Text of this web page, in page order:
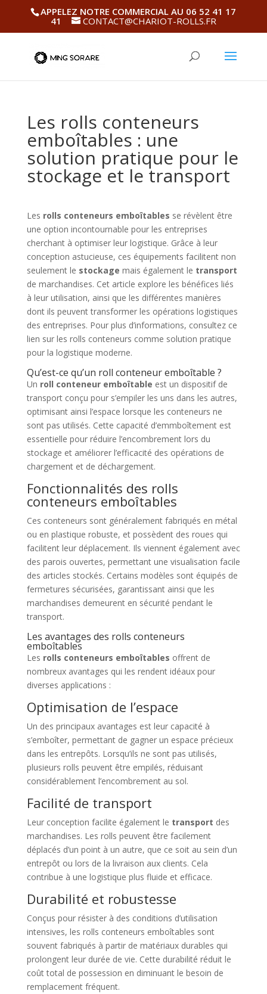
APPELEZ NOTRE COMMERCIAL AU 06 52 41 17
41
CONTACT@CHARIOT-ROLLS.FR
Les rolls conteneurs
emboîtables : une
solution pratique pour le
stockage et le transport
Les rolls conteneurs emboîtables se révèlent être
une option incontournable pour les entreprises
cherchant à optimiser leur logistique. Grâce à leur
conception astucieuse, ces équipements facilitent non
seulement le stockage mais également le transport
de marchandises. Cet article explore les bénéfices liés
à leur utilisation, ainsi que les différentes manières
dont ils peuvent transformer les opérations logistiques
des entreprises. Pour plus d’informations, consultez ce
lien sur les rolls conteneurs comme solution pratique
pour la logistique moderne.
Qu’est-ce qu’un roll conteneur emboîtable ?
Un roll conteneur emboîtable est un dispositif de
transport conçu pour s’empiler les uns dans les autres,
optimisant ainsi l’espace lorsque les conteneurs ne
sont pas utilisés. Cette capacité d’emmboîtement est
essentielle pour réduire l’encombrement lors du
stockage et améliorer l’efficacité des opérations de
chargement et de déchargement.
Fonctionnalités des rolls
conteneurs emboîtables
Ces conteneurs sont généralement fabriqués en métal
ou en plastique robuste, et possèdent des roues qui
facilitent leur déplacement. Ils viennent également avec
des parois ouvertes, permettant une visualisation facile
des articles stockés. Certains modèles sont équipés de
fermetures sécurisées, garantissant ainsi que les
marchandises demeurent en sécurité pendant le
transport.
Les avantages des rolls conteneurs
emboîtables
Les rolls conteneurs emboîtables offrent de
nombreux avantages qui les rendent idéaux pour
diverses applications :
Optimisation de l’espace
Un des principaux avantages est leur capacité à
s’emboîter, permettant de gagner un espace précieux
dans les entrepôts. Lorsqu’ils ne sont pas utilisés,
plusieurs rolls peuvent être empilés, réduisant
considérablement l’encombrement au sol.
Facilité de transport
Leur conception facilite également le transport des
marchandises. Les rolls peuvent être facilement
déplacés d’un point à un autre, que ce soit au sein d’un
entrepôt ou lors de la livraison aux clients. Cela
contribue à une logistique plus fluide et efficace.
Durabilité et robustesse
Conçus pour résister à des conditions d’utilisation
intensives, les rolls conteneurs emboîtables sont
souvent fabriqués à partir de matériaux durables qui
prolongent leur durée de vie. Cette durabilité réduit le
coût total de possession en diminuant le besoin de
remplacement fréquent.